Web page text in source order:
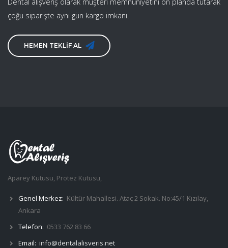
çoğu siparişte aynı gün kargo imkanı.
HEMEN TEKLİF AL
Aparey Kutusu, Protez Kutusu,
Genel Merkez: Kültür Mahallesi. Ataç 2 Sokak. No:45/1 Kızılay,
Ankara
Telefon: 0533 762 83 66
Email: info@dentalalisveris.net